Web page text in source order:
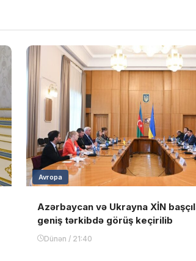
Avropa
Azərbaycan və Ukrayna XİN
geniş tərkibdə görüş keçirilib
Dünən / 21:40